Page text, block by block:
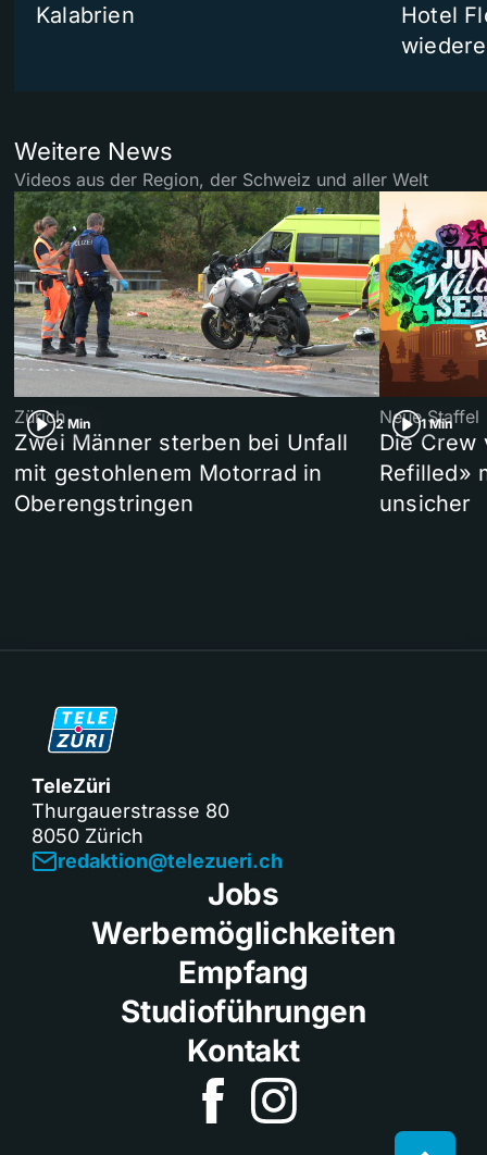
Kalabrien
Hotel
Weitere News
Videos aus der Region, der Schweiz und aller Welt
2 Min
Zürich
Zwei Männer sterben bei Unfall
mit gestohlenem Motorrad in
Oberengstringen
1 Min
Neue Staffel
Die Crew
Refilled»
unsicher
TeleZüri
Thurgauerstrasse 80
8050 Zürich
redaktion@telezueri.ch
Jobs
Werbemöglichkeiten
Empfang
Studioführungen
Kontakt